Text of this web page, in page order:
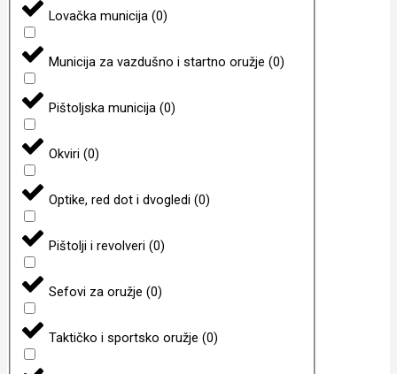
Lovačka municija (0)
Municija za vazdušno i startno oružje (0)
Pištoljska municija (0)
Okviri (0)
Optike, red dot i dvogledi (0)
Pištolji i revolveri (0)
Sefovi za oružje (0)
Taktičko i sportsko oružje (0)